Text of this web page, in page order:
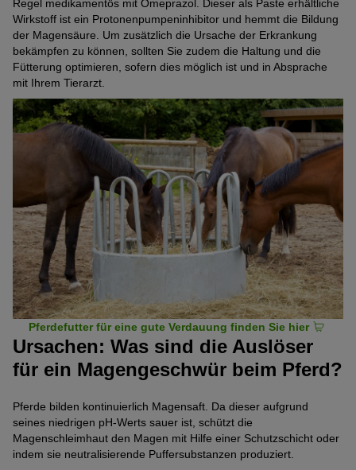
Regel medikamentös mit Omeprazol. Dieser als Paste erhältliche
Wirkstoff ist ein Protonenpumpeninhibitor und hemmt die Bildung
der Magensäure. Um zusätzlich die Ursache der Erkrankung
bekämpfen zu können, sollten Sie zudem die Haltung und die
Fütterung optimieren, sofern dies möglich ist und in Absprache
mit Ihrem Tierarzt.
Pferdefutter für eine gute Verdauung finden Sie hier
Ursachen: Was sind die Auslöser
für ein Magengeschwür beim Pferd?
Pferde bilden kontinuierlich Magensaft. Da dieser aufgrund
seines niedrigen pH-Werts sauer ist, schützt die
Magenschleimhaut den Magen mit Hilfe einer Schutzschicht oder
indem sie neutralisierende Puffersubstanzen produziert.